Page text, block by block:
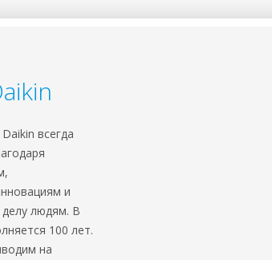
всегда
и
людям. В
100 лет.
на